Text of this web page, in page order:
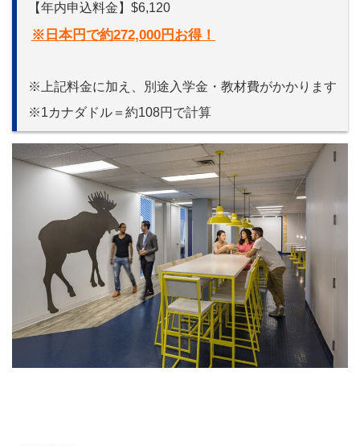
【年内申込料金】$6,120
※日本円で約272,000円お得！
※上記料金に加え、別途入学金・教材費がかかります
※1カナダドル＝約108円で計算